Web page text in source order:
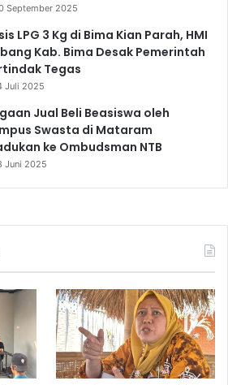
September 2025
LPG 3 Kg di Bima Kian Parah, HMI
Kab. Bima Desak Pemerintah
Tegas
Juli 2025
Jual Beli Beasiswa oleh
Swasta di Mataram
ke Ombudsman NTB
Juni 2025